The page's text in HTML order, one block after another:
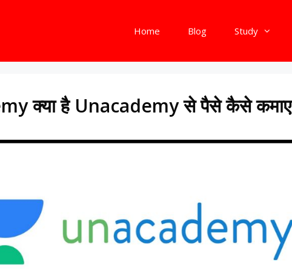
Home Blog Study
क्या है Unacademy से पैसे कैसे कमाए